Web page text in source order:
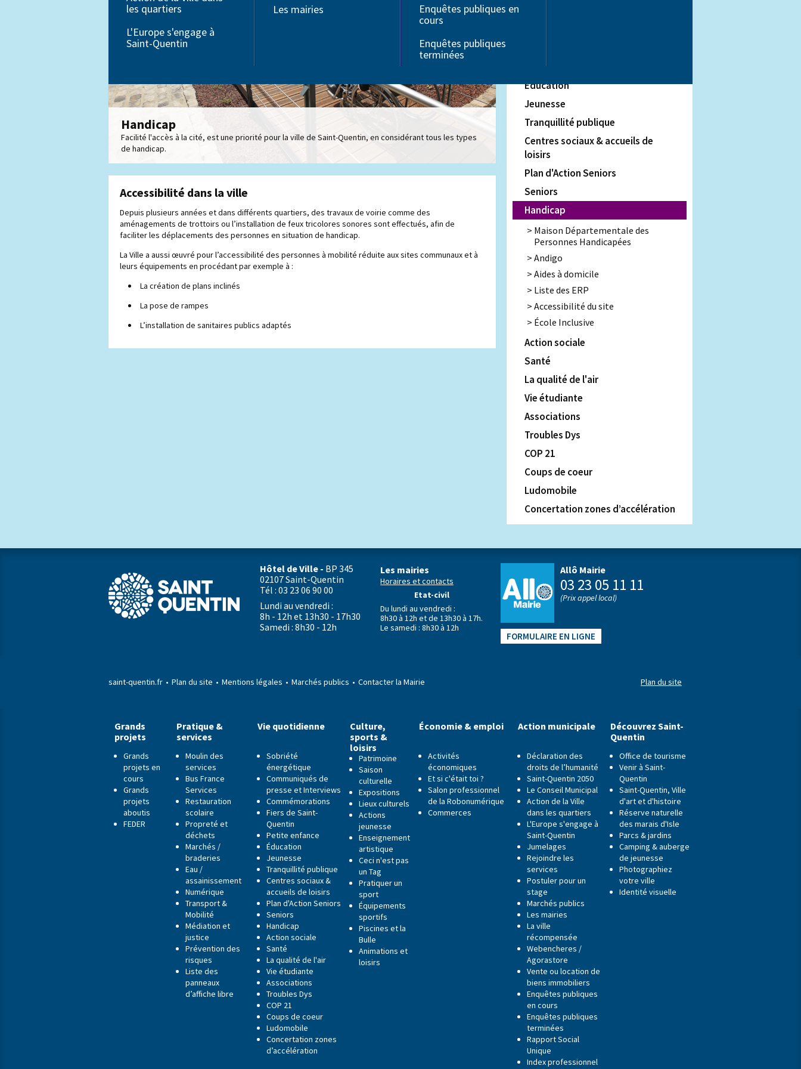
Éducation
Associations
les quartiers
L'Europe s'engage à
Saint-Quentin
Les mairies
Enquêtes publiques en
cours
Enquêtes publiques
terminées
Handicap
Facilité l'accès à la cité, est une priorité pour la ville de Saint-Quentin, en considérant tous les types
de handicap.
Accessibilité dans la ville
Depuis plusieurs années et dans différents quartiers, des travaux de voirie comme des
aménagements de trottoirs ou l’installation de feux tricolores sonores sont effectués, afin de
faciliter les déplacements des personnes en situation de handicap.
La Ville a aussi œuvré pour l’accessibilité des personnes à mobilité réduite aux sites communaux et à
leurs équipements en procédant par exemple à :
La création de plans inclinés
La pose de rampes
L’installation de sanitaires publics adaptés
Petite enfance
Éducation
Jeunesse
Tranquillité publique
Centres sociaux & accueils de
loisirs
Plan d'Action Seniors
Seniors
Handicap
Maison Départementale des
Personnes Handicapées
Andigo
Aides à domicile
Liste des ERP
Accessibilité du site
École Inclusive
Action sociale
Santé
La qualité de l'air
Vie étudiante
Associations
Troubles Dys
COP 21
Coups de coeur
Ludomobile
Concertation zones d’accélération
Hôtel de Ville - BP 345
02107 Saint-Quentin
Tél : 03 23 06 90 00
Lundi au vendredi :
8h - 12h et 13h30 - 17h30
Samedi : 8h30 - 12h
Les mairies
Horaires et contacts
Etat-civil
Du lundi au vendredi :
8h30 à 12h et de 13h30 à 17h.
Le samedi : 8h30 à 12h
Allô Mairie
03 23 05 11 11
(Prix appel local)
FORMULAIRE EN LIGNE
saint-quentin.fr Plan du site Mentions légales Marchés publics Contacter la Mairie Plan du site
Grands
projets
Grands
projets en
cours
Grands
projets
aboutis
FEDER
Pratique &
services
Moulin des
services
Bus France
Services
Restauration
scolaire
Propreté et
déchets
Marchés /
braderies
Eau /
assainissement
Numérique
Transport &
Mobilité
Médiation et
justice
Prévention des
risques
Liste des
panneaux
d’affiche libre
Vie quotidienne
Sobriété
énergétique
Communiqués de
presse et Interviews
Commémorations
Fiers de Saint-
Quentin
Petite enfance
Éducation
Jeunesse
Tranquillité publique
Centres sociaux &
accueils de loisirs
Plan d'Action Seniors
Seniors
Handicap
Action sociale
Santé
La qualité de l'air
Vie étudiante
Associations
Troubles Dys
COP 21
Coups de coeur
Ludomobile
Concertation zones
d’accélération
Culture,
sports &
loisirs
Patrimoine
Saison
culturelle
Expositions
Lieux culturels
Actions
jeunesse
Enseignement
artistique
Ceci n'est pas
un Tag
Pratiquer un
sport
Équipements
sportifs
Piscines et la
Bulle
Animations et
loisirs
Économie & emploi
Activités
économiques
Et si c'était toi ?
Salon professionnel
de la Robonumérique
Commerces
Action municipale
Déclaration des
droits de l’humanité
Saint-Quentin 2050
Le Conseil Municipal
Action de la Ville
dans les quartiers
L'Europe s'engage à
Saint-Quentin
Jumelages
Rejoindre les
services
Postuler pour un
stage
Marchés publics
Les mairies
La ville
récompensée
Webencheres /
Agorastore
Vente ou location de
biens immobiliers
Enquêtes publiques
en cours
Enquêtes publiques
terminées
Rapport Social
Unique
Index professionnel
Découvrez Saint-
Quentin
Office de tourisme
Venir à Saint-
Quentin
Saint-Quentin, Ville
d'art et d'histoire
Réserve naturelle
des marais d'Isle
Parcs & jardins
Camping & auberge
de jeunesse
Photographiez
votre ville
Identité visuelle